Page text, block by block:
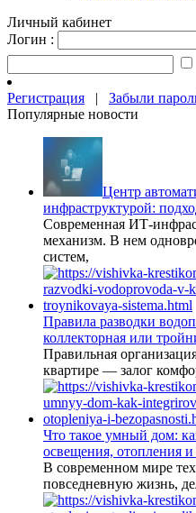
Личный кабинет
Логин :
Регистрация | Забыли
Популярные новости
Центр
инфраструктурой:
Современная ИТ-
механизм. В нем
систем,
Правила разводки
коллекторная или
Правильная
квартире — залог
Что такое умный дом:
освещения, отопления и
В современном мире
повседневную жизнь,